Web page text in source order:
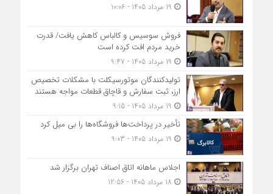
فروش سوسیس و کالباس کاهش یافت/ قدرت
خرید مردم افت کرده است
تولیدکنندگان موتورسیکلت با مشکلات تخصیص
ارز، ثبت سفارش و قاچاق قطعات مواجه هستند
تأخیر در پرداخت‌ها فروشگاه‌ها را بی میل کرد
اجلاس ماهانه اتاق اصناف تهران برگزار شد